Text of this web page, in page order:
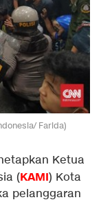
Farida)
Ketua
(KAMI) Kota
pelanggaran